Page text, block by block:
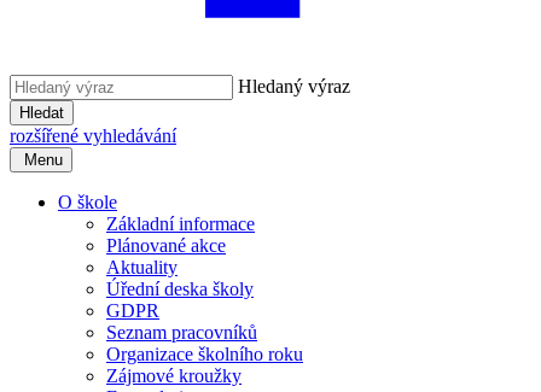
Hledaný výraz
Hledat
rozšířené vyhledávání
Menu
O škole
Základní informace
Plánované akce
Aktuality
Úřední deska školy
GDPR
Seznam pracovníků
Organizace školního roku
Zájmové kroužky